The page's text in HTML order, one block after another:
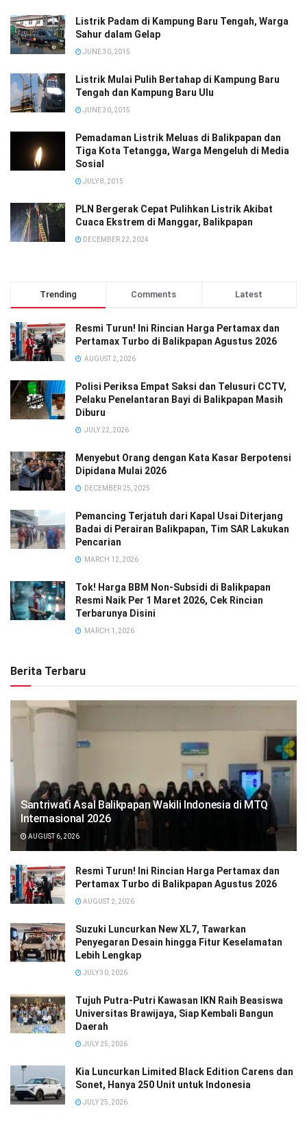
Listrik Padam di Kampung Baru Tengah, Warga
Sahur dalam Gelap
JUNE 30, 2015
Listrik Mulai Pulih Bertahap di Kampung Baru
Tengah dan Kampung Baru Ulu
JUNE 30, 2015
Pemadaman Listrik Meluas di Balikpapan dan
Tiga Kota Tetangga, Warga Mengeluh di Media
Sosial
JULY 8, 2015
PLN Bergerak Cepat Pulihkan Listrik Akibat
Cuaca Ekstrem di Manggar, Balikpapan
DECEMBER 22, 2024
Trending Comments Latest
Resmi Turun! Ini Rincian Harga Pertamax dan
Pertamax Turbo di Balikpapan Agustus 2026
AUGUST 2, 2026
Polisi Periksa Empat Saksi dan Telusuri CCTV,
Pelaku Penelantaran Bayi di Balikpapan Masih
Diburu
JULY 22, 2026
Menyebut Orang dengan Kata Kasar Berpotensi
Dipidana Mulai 2026
DECEMBER 25, 2025
Pemancing Terjatuh dari Kapal Usai Diterjang
Badai di Perairan Balikpapan, Tim SAR Lakukan
Pencarian
MARCH 12, 2026
Tok! Harga BBM Non-Subsidi di Balikpapan
Resmi Naik Per 1 Maret 2026, Cek Rincian
Terbarunya Disini
MARCH 1, 2026
Berita Terbaru
Santriwati Asal Balikpapan Wakili Indonesia di MTQ
Internasional 2026
AUGUST 6, 2026
Resmi Turun! Ini Rincian Harga Pertamax dan
Pertamax Turbo di Balikpapan Agustus 2026
AUGUST 2, 2026
Suzuki Luncurkan New XL7, Tawarkan
Penyegaran Desain hingga Fitur Keselamatan
Lebih Lengkap
JULY 30, 2026
Tujuh Putra-Putri Kawasan IKN Raih Beasiswa
Universitas Brawijaya, Siap Kembali Bangun
Daerah
JULY 25, 2026
Kia Luncurkan Limited Black Edition Carens dan
Sonet, Hanya 250 Unit untuk Indonesia
JULY 25, 2026